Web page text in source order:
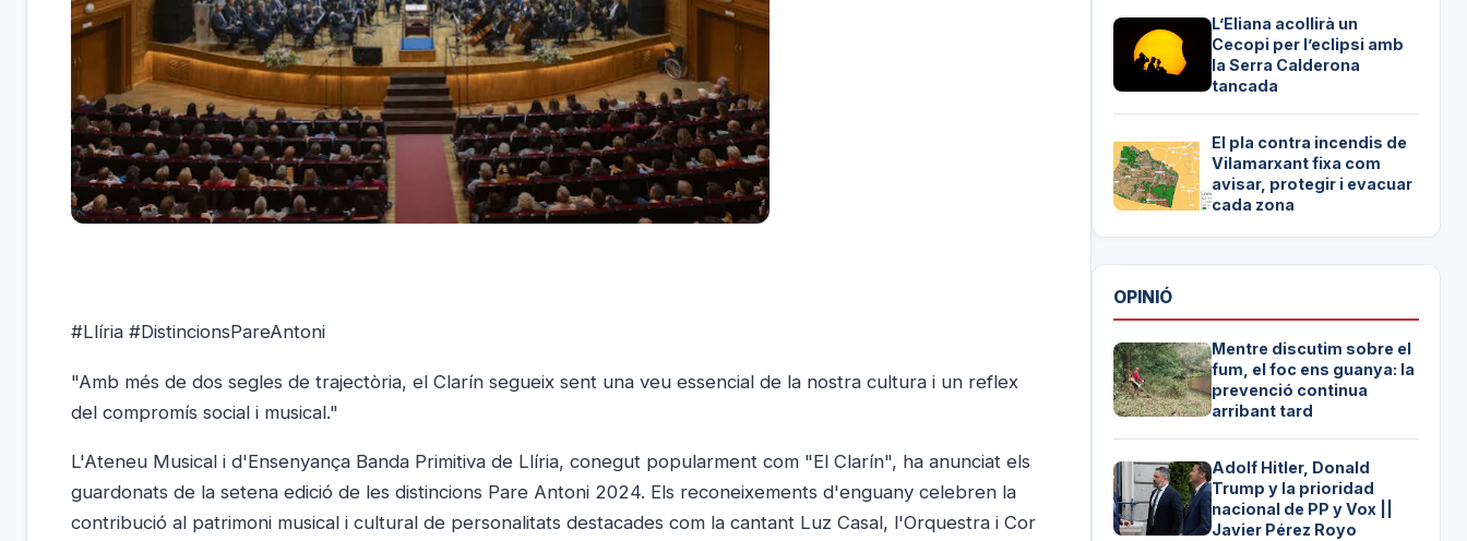
#Llíria #DistincionsPareAntoni
"Amb més de dos segles de trajectòria, el Clarín segueix sent una veu essencial de la nostra cultura i un reflex
del compromís social i musical."
L'Ateneu Musical i d'Ensenyança Banda Primitiva de Llíria, conegut popularment com "El Clarín", ha anunciat els
guardonats de la setena edició de les distincions Pare Antoni 2024. Els reconeixements d'enguany celebren la
contribució al patrimoni musical i cultural de personalitats destacades com la cantant Luz Casal, l'Orquestra i Cor
L’Eliana acollirà un
Cecopi per l’eclipsi amb
la Serra Calderona
tancada
El pla contra incendis de
Vilamarxant fixa com
avisar, protegir i evacuar
cada zona
OPINIÓ
Mentre discutim sobre el
fum, el foc ens guanya: la
prevenció continua
arribant tard
Adolf Hitler, Donald
Trump y la prioridad
nacional de PP y Vox ||
Javier Pérez Royo